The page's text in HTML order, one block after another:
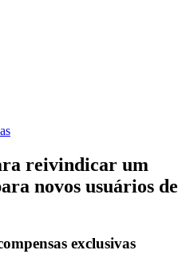
tokens populares.
reivindicar um
novos usuários de
exclusivas